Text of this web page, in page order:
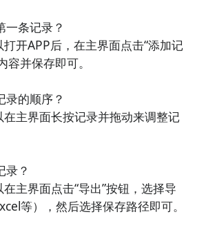
、粘贴、重命名等操作，同时还
件传输等功能。
池管理、软件管理等功能，帮助
助您提升手机的运行速度和安全
一条记录？
开APP后，在主界面点击“添加记
容并保存即可。
录的顺序？
主界面长按记录并拖动来调整记
录？
主界面点击“导出”按钮，选择导
等），然后选择保存路径即可。